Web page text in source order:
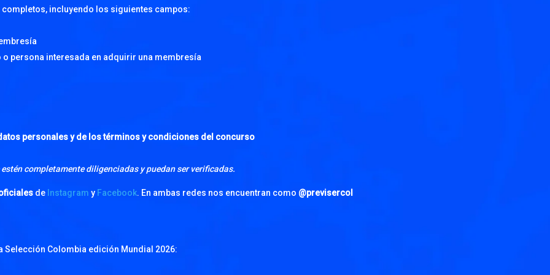
incluyendo los siguientes campos:
persona interesada en adquirir una membresía
personales y de los términos y condiciones del concurso
completamente diligenciadas y puedan ser verificadas.
de Instagram y Facebook. En ambas redes nos encuentran como @previsercol
Colombia edición Mundial 2026: